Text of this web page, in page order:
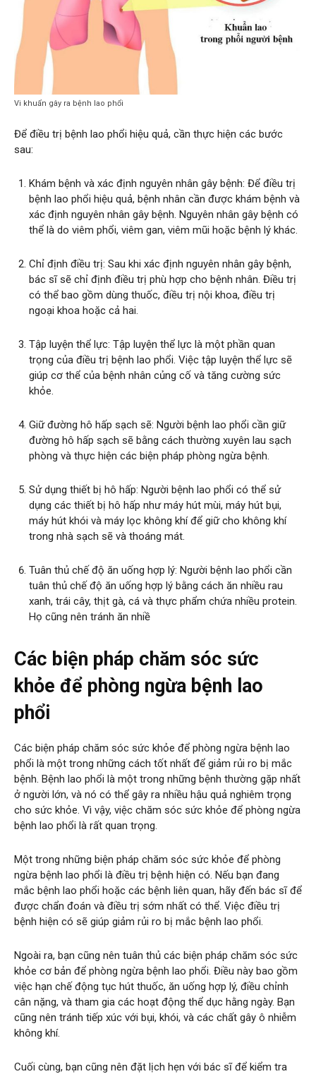
Vi khuẩn gây ra bệnh lao phổi
Để điều trị bệnh lao phổi hiệu quả, cần thực hiện các bước
sau:
Khám bệnh và xác định nguyên nhân gây bệnh: Để điều trị
bệnh lao phổi hiệu quả, bệnh nhân cần được khám bệnh và
xác định nguyên nhân gây bệnh. Nguyên nhân gây bệnh có
thể là do viêm phổi, viêm gan, viêm mũi hoặc bệnh lý khác.
Chỉ định điều trị: Sau khi xác định nguyên nhân gây bệnh,
bác sĩ sẽ chỉ định điều trị phù hợp cho bệnh nhân. Điều trị
có thể bao gồm dùng thuốc, điều trị nội khoa, điều trị
ngoại khoa hoặc cả hai.
Tập luyện thể lực: Tập luyện thể lực là một phần quan
trọng của điều trị bệnh lao phổi. Việc tập luyện thể lực sẽ
giúp cơ thể của bệnh nhân củng cố và tăng cường sức
khỏe.
Giữ đường hô hấp sạch sẽ: Người bệnh lao phổi cần giữ
đường hô hấp sạch sẽ bằng cách thường xuyên lau sạch
phòng và thực hiện các biện pháp phòng ngừa bệnh.
Sử dụng thiết bị hô hấp: Người bệnh lao phổi có thể sử
dụng các thiết bị hô hấp như máy hút mùi, máy hút bụi,
máy hút khói và máy lọc không khí để giữ cho không khí
trong nhà sạch sẽ và thoáng mát.
Tuân thủ chế độ ăn uống hợp lý: Người bệnh lao phổi cần
tuân thủ chế độ ăn uống hợp lý bằng cách ăn nhiều rau
xanh, trái cây, thịt gà, cá và thực phẩm chứa nhiều protein.
Họ cũng nên tránh ăn nhiề
Các biện pháp chăm sóc sức
khỏe để phòng ngừa bệnh lao
phổi
Các biện pháp chăm sóc sức khỏe để phòng ngừa bệnh lao
phổi là một trong những cách tốt nhất để giảm rủi ro bị mắc
bệnh. Bệnh lao phổi là một trong những bệnh thường gặp nhất
ở người lớn, và nó có thể gây ra nhiều hậu quả nghiêm trọng
cho sức khỏe. Vì vậy, việc chăm sóc sức khỏe để phòng ngừa
bệnh lao phổi là rất quan trọng.
Một trong những biện pháp chăm sóc sức khỏe để phòng
ngừa bệnh lao phổi là điều trị bệnh hiện có. Nếu bạn đang
mắc bệnh lao phổi hoặc các bệnh liên quan, hãy đến bác sĩ để
được chẩn đoán và điều trị sớm nhất có thể. Việc điều trị
bệnh hiện có sẽ giúp giảm rủi ro bị mắc bệnh lao phổi.
Ngoài ra, bạn cũng nên tuân thủ các biện pháp chăm sóc sức
khỏe cơ bản để phòng ngừa bệnh lao phổi. Điều này bao gồm
việc hạn chế động tục hút thuốc, ăn uống hợp lý, điều chỉnh
cân nặng, và tham gia các hoạt động thể dục hằng ngày. Bạn
cũng nên tránh tiếp xúc với bụi, khói, và các chất gây ô nhiễm
không khí.
Cuối cùng, bạn cũng nên đặt lịch hẹn với bác sĩ để kiểm tra